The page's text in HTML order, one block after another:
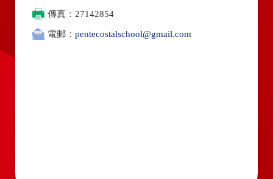
傳真：27142854
電郵： pentecostalschool@gmail.com